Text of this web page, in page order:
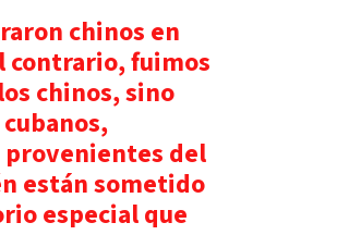
chinos en
contrario, fuimos
chinos, sino
provenientes del
están sometido
especial que